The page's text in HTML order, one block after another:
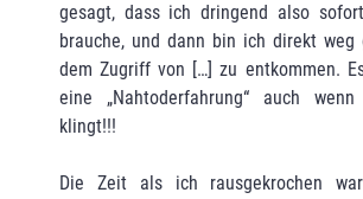
gesagt, dass ich dringend also
brauche, und dann bin ich direkt weg
dem Zugriff von […] zu entkommen.
eine „Nahtoderfahrung“ auch
klingt!!!
Die Zeit als ich rausgekrochen